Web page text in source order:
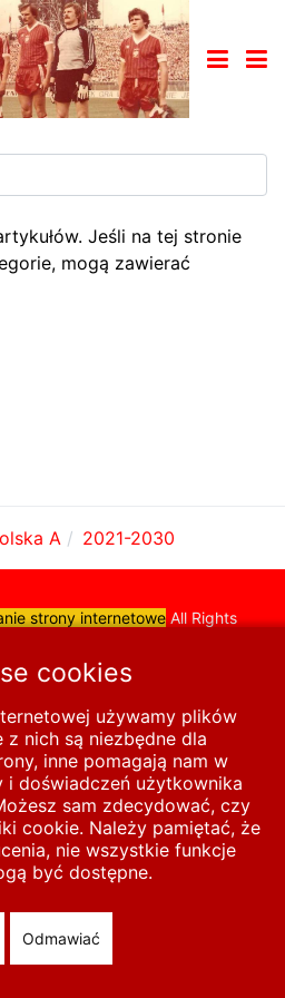
Jeśli na tej stronie
mogą zawierać
A 2021-2030
strony internetowe All Rights
cookies
używamy plików
nich są niezbędne dla
inne pomagają nam w
i doświadczeń użytkownika
sam zdecydować, czy
cookie. Należy pamiętać, że
nie wszystkie funkcje
być dostępne.
Odmawiać